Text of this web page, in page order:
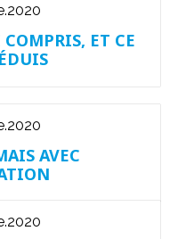
COMPRIS, ET CE
AVEC